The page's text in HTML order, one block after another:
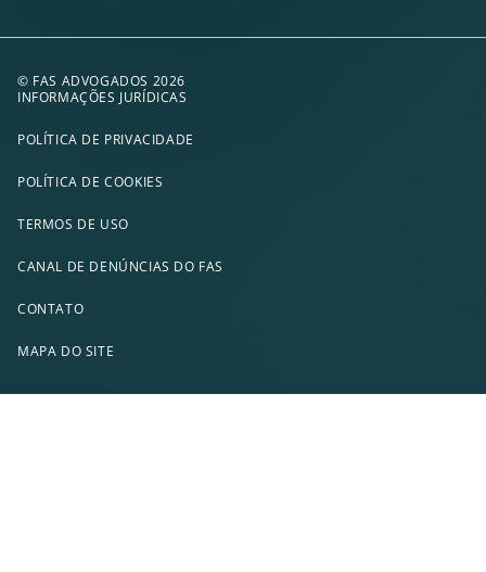
© FAS ADVOGADOS 2026
INFORMAÇÕES JURÍDICAS
POLÍTICA DE PRIVACIDADE
POLÍTICA DE COOKIES
TERMOS DE USO
CANAL DE DENÚNCIAS DO FAS
CONTATO
MAPA DO SITE